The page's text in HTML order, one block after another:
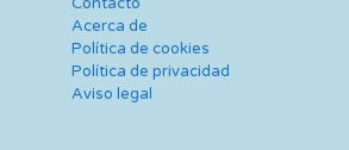
Acerca de
Política de cookies
Política de privacidad
Aviso legal